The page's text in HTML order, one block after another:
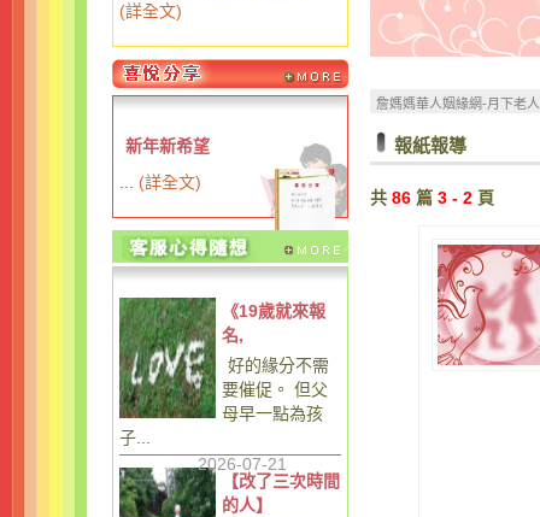
(詳全文)
新年新希望
(詳全文)
《19歲就來報
名,
好的緣分不需
要催促。 但父
母早一點為孩
子...
2026-07-21
【改了三次時間
的人】
詹媽媽華人姻緣網-月下老
報紙報導
共 86 篇 3 - 2 頁